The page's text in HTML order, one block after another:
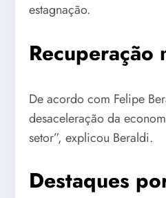
estagnação.
De acordo com Felipe
desaceleração da
setor”, explicou Beraldi.
Destaques